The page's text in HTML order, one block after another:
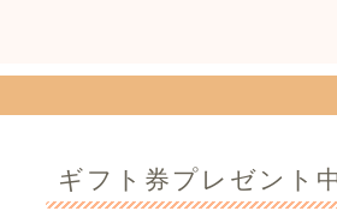
ギフト券プレゼント